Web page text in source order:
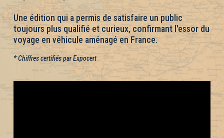
Une édition qui a permis de satisfaire un public
toujours plus qualifié et curieux, confirmant l'essor du
voyage en véhicule aménagé en France.
* Chiffres certifiés par Expocert